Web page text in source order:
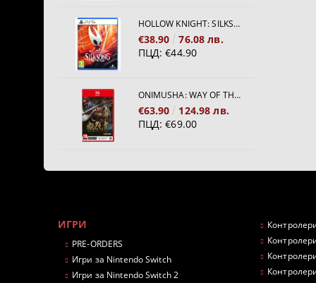
HOLLOW KNIGHT: SILKSONG [PS5]
€38.90
76.08 лв.
ПЦД: €44.90
ONIMUSHA: WAY OF THE SWORD [NINTENDO SWITCH 2]
€63.90
124.98 лв.
ПЦД: €69.00
ИГРИ
PRE-ORDERS
Игри за Nintendo Switch
Игри за Nintendo Switch 2